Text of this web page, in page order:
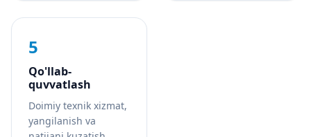
5
Qo'llab-
quvvatlash
Doimiy texnik xizmat,
yangilanish va